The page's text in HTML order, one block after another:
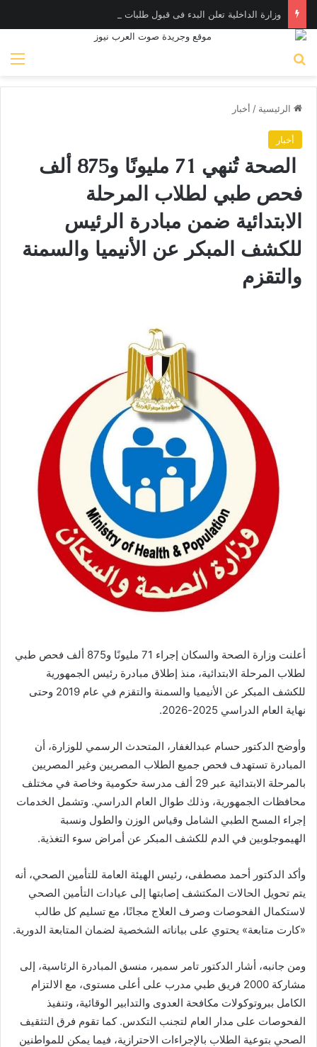
الرئيسية / أخبار
أخبار
الصحة تُنهي 71 مليونًا و875 ألف
فحص طبي لطلاب المرحلة
الابتدائية ضمن مبادرة الرئيس
للكشف المبكر عن الأنيميا والسمنة
والتقزم
أعلنت وزارة الصحة والسكان إجراء 71 مليونًا و875 ألف فحص طبي
لطلاب المرحلة الابتدائية، منذ إطلاق مبادرة رئيس الجمهورية
للكشف المبكر عن الأنيميا والسمنة والتقزم في عام 2019 وحتى
نهاية العام الدراسي 2025-2026.
وأوضح الدكتور حسام عبدالغفار، المتحدث الرسمي للوزارة، أن
المبادرة تستهدف فحص جميع الطلاب المصريين وغير المصريين
بالمرحلة الابتدائية عبر 29 ألف مدرسة حكومية وخاصة في مختلف
محافظات الجمهورية، وذلك طوال العام الدراسي. وتشمل الخدمات
إجراء المسح الطبي الشامل وقياس الوزن والطول ونسبة
الهيموجلوبين في الدم للكشف المبكر عن أمراض سوء التغذية.
وأكد الدكتور أحمد مصطفى، رئيس الهيئة العامة للتأمين الصحي، أنه
يتم تحويل الحالات المكتشف إصابتها إلى عيادات التأمين الصحي
لاستكمال الفحوصات وصرف العلاج مجانًا، مع تسليم كل طالب
«كارت متابعة» يحتوي على بياناته الشخصية لضمان المتابعة الدورية.
ومن جانبه، أشار الدكتور تامر سمير، منسق المبادرة الرئاسية، إلى
مشاركة 2000 فريق طبي مدرب على أعلى مستوى، مع الالتزام
الكامل ببروتوكولات مكافحة العدوى والتدابير الوقائية، وتنفيذ
الفحوصات على مدار العام لتجنب التكدس. كما تقوم فرق التثقيف
الصحي بتوعية الطلاب بالإجراءات الاحترازية، فيما يمكن للمواطنين